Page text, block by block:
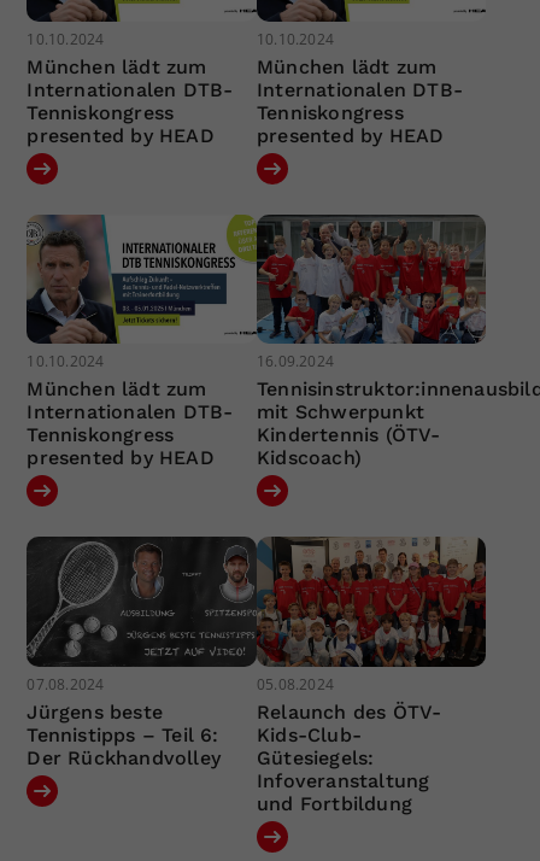
10.10.2024
München lädt zum
Internationalen DTB-
Tenniskongress
presented by HEAD
10.10.2024
München lädt zum
Internationalen DTB-
Tenniskongress
presented by HEAD
10.10.2024
München lädt zum
Internationalen DTB-
Tenniskongress
presented by HEAD
16.09.2024
mit Schwerpunkt
Kindertennis (ÖTV-
Kidscoach)
07.08.2024
Jürgens beste
Tennistipps – Teil 6:
Der Rückhandvolley
05.08.2024
Relaunch des ÖTV-
Kids-Club-
Gütesiegels:
Infoveranstaltung
und Fortbildung